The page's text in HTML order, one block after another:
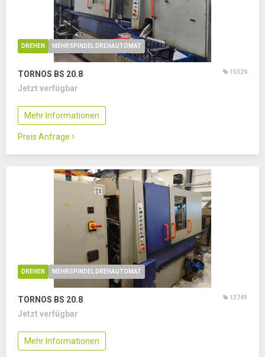
DREHEN MEHRSPINDEL DREHAUTOMAT
TORNOS BS 20.8 15324
Jetzt verfügbar
Mehr Informationen
Preis Anfrage
DREHEN MEHRSPINDEL DREHAUTOMAT
TORNOS BS 20.8 13749
Jetzt verfügbar
Mehr Informationen